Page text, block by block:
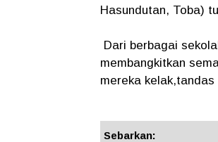
Hasundutan, Toba)
Dari berbagai
membangkitkan
mereka
Sebarkan: